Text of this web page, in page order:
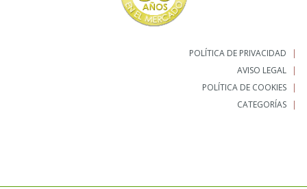
POLÍTICA DE PRIVACIDAD
AVISO LEGAL
POLÍTICA DE COOKIES
CATEGORÍAS